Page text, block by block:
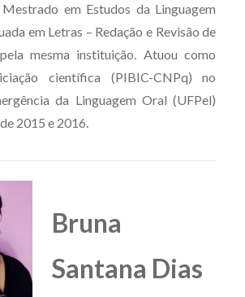
em Estudos da Linguagem
em Letras – Redação e Revisão de
mesma instituição. Atuou como
científica (PIBIC-CNPq) no
da Linguagem Oral (UFPel)
2015 e 2016.
Bruna
Santana Dias